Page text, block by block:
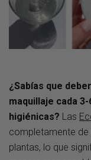
¿Sabías que
maquillaje cada
higiénicas? Las
completamente de
plantas, lo que